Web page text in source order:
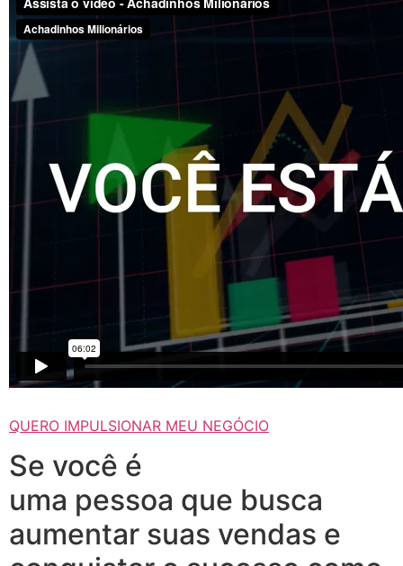
QUERO IMPULSIONAR MEU NEGÓCIO
Se você é
uma pessoa que busca
aumentar suas vendas e